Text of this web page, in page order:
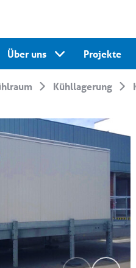
Über uns Projekte
Kühllagerung